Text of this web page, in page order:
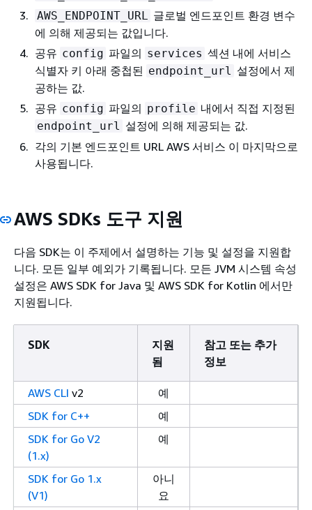
AWS_ENDPOINT_URL 글로벌 엔드포인트 환경 변수
에 의해 제공되는 값입니다.
공유 config 파일의 services 섹션 내에 서비스
식별자 키 아래 중첩된 endpoint_url 설정에서 제
공하는 값.
공유 config 파일의 profile 내에서 직접 지정된
endpoint_url 설정에 의해 제공되는 값.
각의 기본 엔드포인트 URL AWS 서비스 이 마지막으로
사용됩니다.
AWS SDKs 도구 지원
다음 SDK는 이 주제에서 설명하는 기능 및 설정을 지원합
니다. 모든 일부 예외가 기록됩니다. 모든 JVM 시스템 속성
설정은 AWS SDK for Java 및 AWS SDK for Kotlin 에서만
지원됩니다.
SDK
지원
됨
참고 또는 추가
정보
AWS CLI v2
예
SDK for C++
예
SDK for Go V2
(1.x)
예
SDK for Go 1.x
(V1)
아니
요